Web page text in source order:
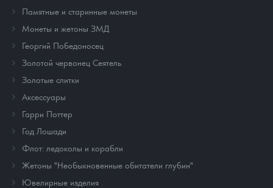
Памятные и старинные монеты
Монеты и жетоны ЗМД
Георгий Победоносец
Золотой червонец Сеятель
Золотые слитки
Аксессуары
Гарри Поттер
Год Лошади
Флот: ледоколы и корабли
Жетоны "Необыкновенные обитатели глубин"
Ювелирные изделия